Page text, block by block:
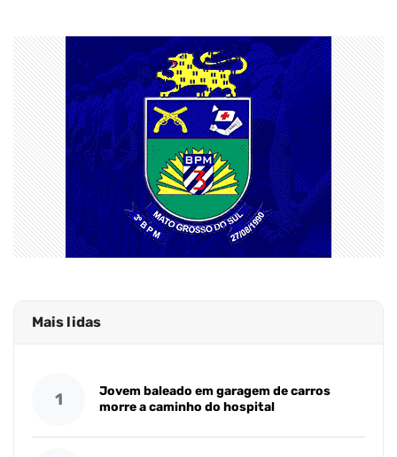
Mais lidas
1
Jovem baleado em garagem de carros
morre a caminho do hospital